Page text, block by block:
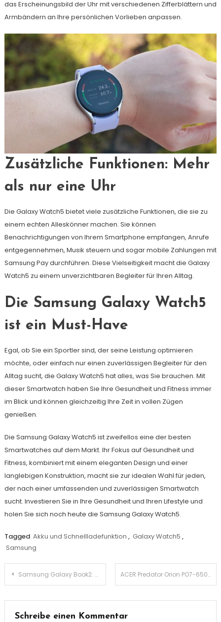
das Erscheinungsbild der Uhr mit verschiedenen Zifferblättern und
Armbändern an Ihre persönlichen Vorlieben anpassen.
Zusätzliche Funktionen: Mehr
als nur eine Uhr
Die Galaxy Watch5 bietet viele zusätzliche Funktionen, die sie zu
einem echten Alleskönner machen. Sie können
Benachrichtigungen von Ihrem Smartphone empfangen, Anrufe
entgegennehmen, Musik steuern und sogar mobile Zahlungen mit
Samsung Pay durchführen. Diese Vielseitigkeit macht die Galaxy
Watch5 zu einem unverzichtbaren Begleiter für Ihren Alltag.
Die Samsung Galaxy Watch5
ist ein Must-Have
Egal, ob Sie ein Sportler sind, der seine Leistung optimieren
möchte, oder einfach nur einen zuverlässigen Begleiter für den
Alltag sucht, die Galaxy Watch5 hat alles, was Sie brauchen. Mit
dieser Smartwatch haben Sie Ihre Gesundheit und Fitness immer
im Blick und können gleichzeitig Ihre Zeit in vollen Zügen
genießen.
Die Samsung Galaxy Watch5 ist zweifellos eine der besten
Smartwatches auf dem Markt. Ihr Fokus auf Gesundheit und
Fitness, kombiniert mit einem eleganten Design und einer
langlebigen Konstruktion, macht sie zur idealen Wahl für jeden,
der nach einer umfassenden und zuverlässigen Smartwatch
sucht. Investieren Sie in Ihre Gesundheit und Ihren Lifestyle und
holen Sie sich noch heute die Samsung Galaxy Watch5.
Tagged Akku und Schnellladefunktion , Galaxy Watch5 ,
Samsung
Beitragsnavigation
Samsung Galaxy Book2: Revolutionizing Productivity with Cutting-Edge Features ACER Predator Orion PO7-650: Die ultimative Gaming-Maschine
Schreibe einen Kommentar